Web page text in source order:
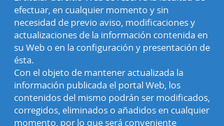
efectuar, en cualquier momento y sin
necesidad de previo aviso, modificaciones y
actualizaciones de la información contenida en
su Web o en la configuración y presentación de
ésta.
Con el objeto de mantener actualizada la
información publicada el portal Web, los
contenidos del mismo podrán ser modificados,
corregidos, eliminados o añadidos en cualquier
momento, por lo que será conveniente